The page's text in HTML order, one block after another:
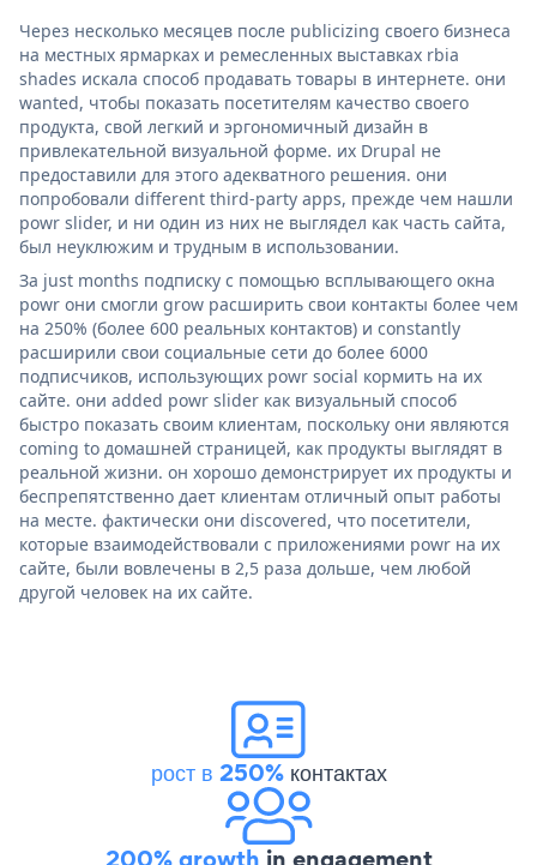
Через несколько месяцев после publicizing своего бизнеса
на местных ярмарках и ремесленных выставках rbia
shades искала способ продавать товары в интернете. они
wanted, чтобы показать посетителям качество своего
продукта, свой легкий и эргономичный дизайн в
привлекательной визуальной форме. их Drupal не
предоставили для этого адекватного решения. они
попробовали different third-party apps, прежде чем нашли
powr slider, и ни один из них не выглядел как часть сайта,
был неуклюжим и трудным в использовании.
За just months подписку с помощью всплывающего окна
powr они смогли grow расширить свои контакты более чем
на 250% (более 600 реальных контактов) и constantly
расширили свои социальные сети до более 6000
подписчиков, использующих powr social кормить на их
сайте. они added powr slider как визуальный способ
быстро показать своим клиентам, поскольку они являются
coming to домашней страницей, как продукты выглядят в
реальной жизни. он хорошо демонстрирует их продукты и
беспрепятственно дает клиентам отличный опыт работы
на месте. фактически они discovered, что посетители,
которые взаимодействовали с приложениями powr на их
сайте, были вовлечены в 2,5 раза дольше, чем любой
другой человек на их сайте.
рост в 250%контактах